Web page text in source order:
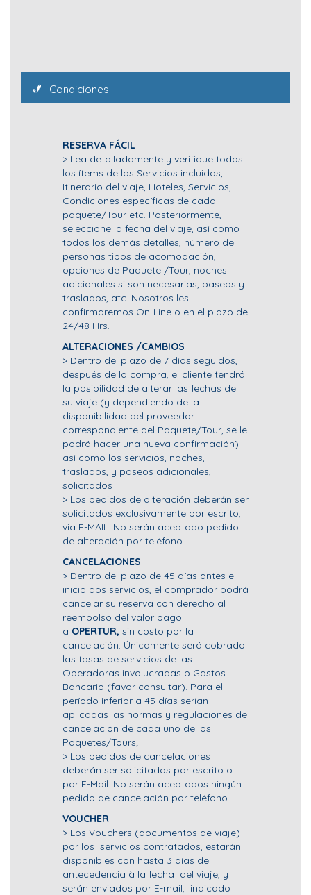
Condiciones
RESERVA FÁCIL
> Lea detalladamente y verifique todos
los ítems de los Servicios incluidos,
Itinerario del viaje, Hoteles, Servicios,
Condiciones específicas de cada
paquete/Tour etc. Posteriormente,
seleccione la fecha del viaje, así como
todos los demás detalles, número de
personas tipos de acomodación,
opciones de Paquete /Tour, noches
adicionales si son necesarias, paseos y
traslados, atc. Nosotros les
confirmaremos On-Line o en el plazo de
24/48 Hrs.
ALTERACIONES /CAMBIOS
> Dentro del plazo de 7 días seguidos,
después de la compra, el cliente tendrá
la posibilidad de alterar las fechas de
su viaje (y dependiendo de la
disponibilidad del proveedor
correspondiente del Paquete/Tour, se le
podrá hacer una nueva confirmación)
así como los servicios, noches,
traslados, y paseos adicionales,
solicitados
> Los pedidos de alteración deberán ser
solicitados exclusivamente por escrito,
via E-MAIL. No serán aceptado pedido
de alteración por teléfono.
CANCELACIONES
> Dentro del plazo de 45 días antes el
inicio dos servicios, el comprador podrá
cancelar su reserva con derecho al
reembolso del valor pago
a OPERTUR, sin costo por la
cancelación. Únicamente será cobrado
las tasas de servicios de las
Operadoras involucradas o Gastos
Bancario (favor consultar). Para el
período inferior a 45 días serían
aplicadas las normas y regulaciones de
cancelación de cada uno de los
Paquetes/Tours;
> Los pedidos de cancelaciones
deberán ser solicitados por escrito o
por E-Mail. No serán aceptados ningún
pedido de cancelación por teléfono.
VOUCHER
> Los Vouchers (documentos de viaje)
por los servicios contratados, estarán
disponibles con hasta 3 días de
antecedencia à la fecha del viaje, y
serán enviados por E-mail, indicado